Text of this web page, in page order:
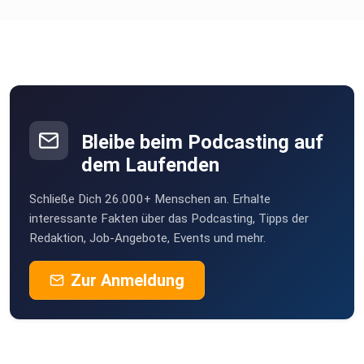
Bleibe beim Podcasting auf
dem Laufenden
Schließe Dich 26.000+ Menschen an. Erhalte
interessante Fakten über das Podcasting, Tipps der
Redaktion, Job-Angebote, Events und mehr.
Zur Anmeldung